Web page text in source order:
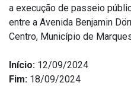
a execução de passeio
entre a Avenida Benjamin
Centro, Município de
Início: 12/09/2024
Fim: 18/09/2024